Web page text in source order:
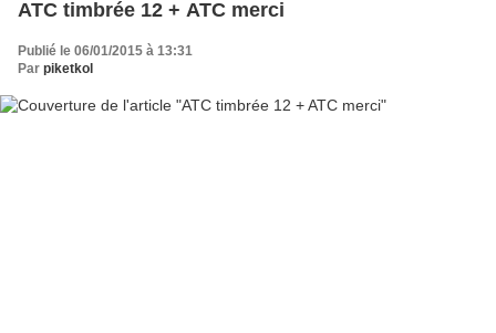
ATC timbrée 12 + ATC merci
Publié le 06/01/2015 à 13:31
Par piketkol